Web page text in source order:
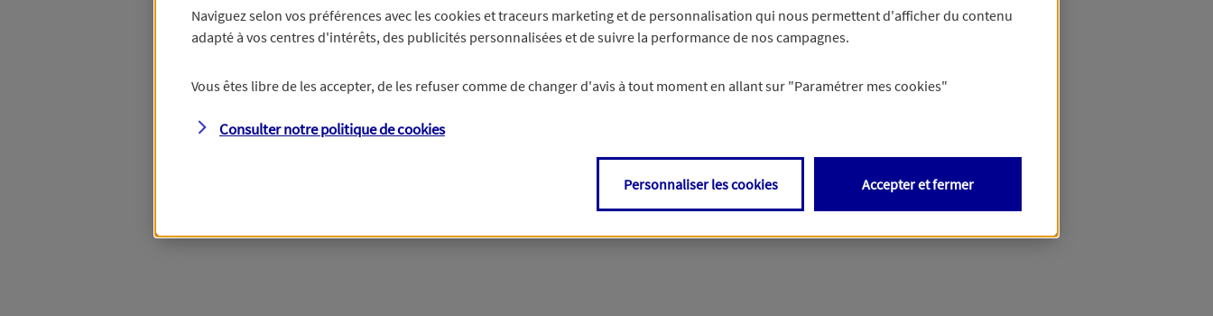
Naviguez selon vos préférences avec les cookies et traceurs marketing et de personnalisation qui nous permettent d'afficher du contenu
adapté à vos centres d'intérêts, des publicités personnalisées et de suivre la performance de nos campagnes.
Vous êtes libre de les accepter, de les refuser comme de changer d'avis à tout moment en allant sur "Paramétrer mes cookies"
Consulter notre politique decookies
Personnaliser les cookies Accepter et fermer